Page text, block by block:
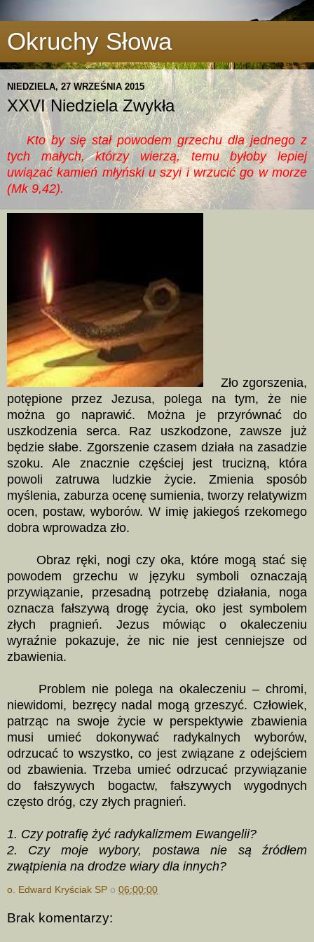
Okruchy Słowa
NIEDZIELA, 27 WRZEŚNIA 2015
XXVI Niedziela Zwykła
Kto by się stał powodem grzechu dla jednego z
tych małych, którzy wierzą, temu byłoby lepiej
uwiązać kamień młyński u szyi i wrzucić go w morze
(Mk 9,42).
Zło zgorszenia,
potępione przez Jezusa, polega na tym, że nie
można go naprawić. Można je przyrównać do
uszkodzenia serca. Raz uszkodzone, zawsze już
będzie słabe. Zgorszenie czasem działa na zasadzie
szoku. Ale znacznie częściej jest trucizną, która
powoli zatruwa ludzkie życie. Zmienia sposób
myślenia, zaburza ocenę sumienia, tworzy relatywizm
ocen, postaw, wyborów. W imię jakiegoś rzekomego
dobra wprowadza zło.
Obraz ręki, nogi czy oka, które mogą stać się
powodem grzechu w języku symboli oznaczają
przywiązanie, przesadną potrzebę działania, noga
oznacza fałszywą drogę życia, oko jest symbolem
złych pragnień. Jezus mówiąc o okaleczeniu
wyraźnie pokazuje, że nic nie jest cenniejsze od
zbawienia.
Problem nie polega na okaleczeniu – chromi,
niewidomi, bezręcy nadal mogą grzeszyć. Człowiek,
patrząc na swoje życie w perspektywie zbawienia
musi umieć dokonywać radykalnych wyborów,
odrzucać to wszystko, co jest związane z odejściem
od zbawienia. Trzeba umieć odrzucać przywiązanie
do fałszywych bogactw, fałszywych wygodnych
często dróg, czy złych pragnień.
1. Czy potrafię żyć radykalizmem Ewangelii?
2. Czy moje wybory, postawa nie są źródłem
zwątpienia na drodze wiary dla innych?
o. Edward Kryściak SP o 06:00:00
Brak komentarzy: